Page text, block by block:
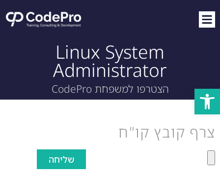
פתח סרגל נגישות
Linux System
Administrator
הצטרפו למשפחת CodePro
צרף קובץ קו"ח
שליחה